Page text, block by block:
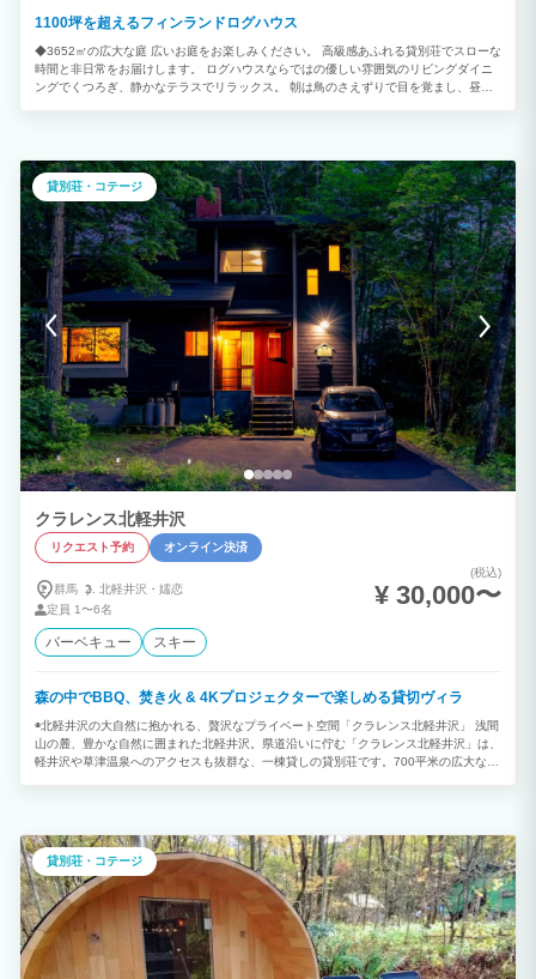
1100坪を超えるフィンランドログハウス
◆3652㎡の広大な庭 広いお庭をお楽しみください。 高級感あふれる貸別荘でスローな
時間と非日常をお届けします。 ログハウスならではの優しい雰囲気のリビングダイニ
ングでくつろぎ、静かなテラスでリラックス。 朝は鳥のさえずりで目を覚まし、昼は
ラルサウナで「整う」を体験してください。 「身体の芯からあたたまり、リラックス
します。 温まった体をプライベートデッキで整えれば最高な軽井沢リゾートの完成で
す。 中学生からシニアの方までご利用いただけます。もちろん無料でお使いいただけ
ます。 ◆ゲスト様へのお願い ＊アーリーチェックイン、レイトチェックアウト
は事前予約です。(1時間につき3465円 税込) 繁忙期は対応できない場合がございま
す。予めご了承ください。 ＊4名様から６名様(１5名様まで可能) 部屋割については間
取り図を参照してください。 宿泊人数によりクローズドルームがございます。 ＊冬季
は路面が凍結する恐れがございます。スタッドレスタイヤおよびチェーンのご使用をお
願いします。 ＊冬季は碓氷軽井沢インターから左折の和美峠経由の道路が冬期閉鎖に
なります。 冬期期間は碓氷軽井沢インター通過後、直進で軽井沢にお越しください。
＊お忘れ物の保存期間は1か月間となります（1か月を超過した場合処分します）。 食
材は清掃時即日処分いたします。
貸別荘・コテージ
クラレンス北軽井沢
リクエスト予約 オンライン決済
群馬 北軽井沢・ 嬬恋
定員 1〜6名
(税込)
¥ 30,000〜
バーベキュー スキー
森の中でBBQ、焚き火 & 4Kプロジェクターで楽しめる貸切ヴィラ
◉北軽井沢の大自然に抱かれる、贅沢なプライベート空間「クラレンス北軽井沢」 浅間
山の麓、豊かな自然に囲まれた北軽井沢。県道沿いに佇む「クラレンス北軽井沢」は、
軽井沢や草津温泉へのアクセスも抜群な、一棟貸しの貸別荘です。700平米の広大な敷
豊富なコンテンツを大画面で楽しむ、プライベートシアター体験はいかがでしょう。
天気の良い日には、BBQはいかがですか？必要な道具はすべて揃っています。緑豊か
なテラスで、家族や仲間とワイワイ楽しむ時間は、最高の思い出になるはず。 キッチ
ンには、調理器具や食器も完備。地元の食材を使った料理に挑戦するもよし、みんなで
鍋を囲むもよし。思い思いのスタイルで、別荘での食事を満喫してください。 【周辺
観光も充実】 「クラレンス」は、周辺観光の拠点としても最適です。軽井沢のショッ
ピングやグルメ、草津温泉の湯めぐりなど、多彩なアクティビティを楽しめます。浅間
白根火山ルートをドライブするのもおすすめです。 【「クラレンス」で過ごす、特別
貸別荘・コテージ